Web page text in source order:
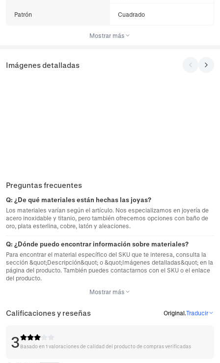
Patrón Cuadrado
Mostrar más
Imágenes detalladas
Preguntas frecuentes
Q: ¿De qué materiales están hechas las joyas?
Los materiales varían según el artículo. Nos especializamos en joyería de
acero inoxidable y titanio, pero también ofrecemos opciones con baño de
oro, plata esterlina, cobre, latón y aleaciones.
Q: ¿Dónde puedo encontrar información sobre materiales?
Para encontrar el material específico del SKU que te interesa, consulta la
sección &quot;Descripción&quot; o &quot;Imágenes detalladas&quot; en la
página del producto. También puedes contactarnos con el SKU o el enlace
del producto.
Mostrar más
Calificaciones y reseñas Original.Traducir
3 Basado en 1 valoraciones de calidad del producto de compras verificadas